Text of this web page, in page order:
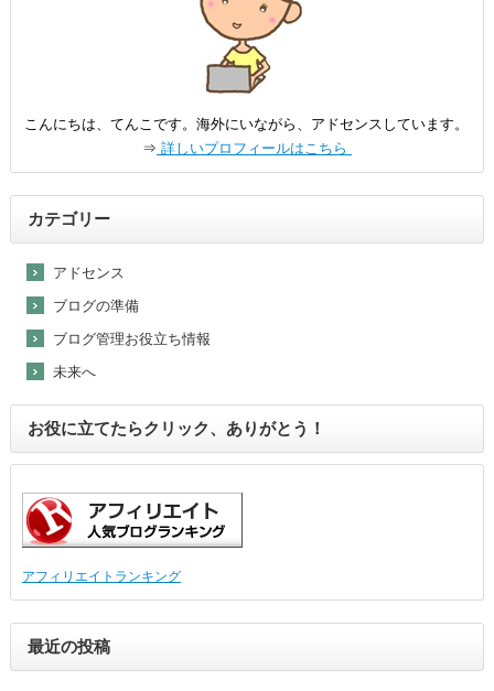
こんにちは、てんこです。海外にいながら、アドセンスしています。
⇒ 詳しいプロフィールはこちら
カテゴリー
アドセンス
ブログの準備
ブログ管理お役立ち情報
未来へ
お役に立てたらクリック、ありがとう！
アフィリエイトランキング
最近の投稿